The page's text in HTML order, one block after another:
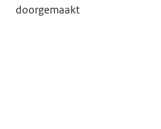
doorgemaakt